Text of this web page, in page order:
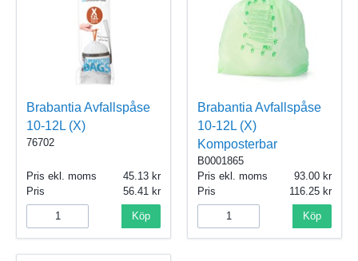
Brabantia Avfallspåse
10-12L (X)
76702
Pris ekl. moms
45.13
Pris
56.41
Köp
Brabantia Avfallspåse
10-12L (X)
Komposterbar
B0001865
Pris ekl. moms
93.00
Pris
116.25
Köp